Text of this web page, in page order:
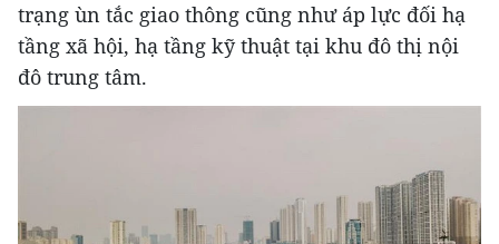
trạng ùn tắc giao thông cũng như áp lực đối hạ
tầng xã hội, hạ tầng kỹ thuật tại khu đô thị nội
đô trung tâm.